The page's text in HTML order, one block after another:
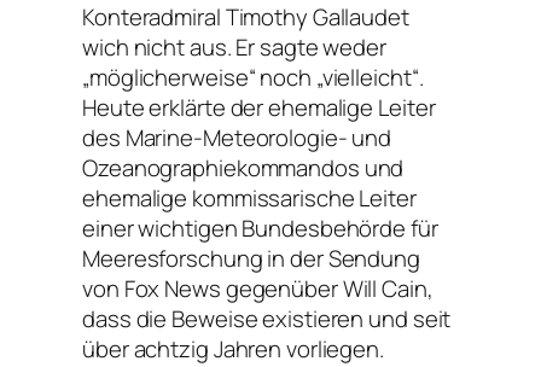
Konteradmiral Timothy Gallaudet
wich nicht aus. Er sagte weder
„möglicherweise“ noch „vielleicht“.
Heute erklärte der ehemalige Leiter
des Marine-Meteorologie- und
Ozeanographiekommandos und
ehemalige kommissarische Leiter
einer wichtigen Bundesbehörde für
Meeresforschung in der Sendung
von Fox News gegenüber Will Cain,
dass die Beweise existieren und seit
über achtzig Jahren vorliegen.